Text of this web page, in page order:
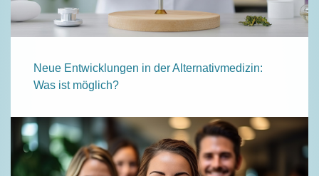
Neue Entwicklungen in der Alternativmedizin:
Was ist möglich?